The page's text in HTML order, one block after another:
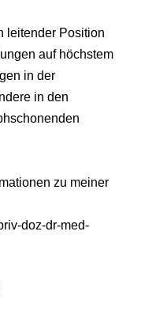
leitender Position
auf höchstem
in der
in den
zu meiner
doz-dr-med-